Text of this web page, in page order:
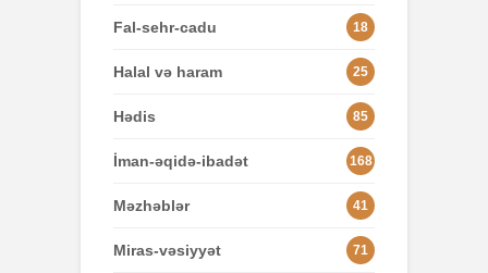
Fal-sehr-cadu 18
Halal və haram 25
Hədis 85
İman-əqidə-ibadət 168
Məzhəblər 41
Miras-vəsiyyət 71